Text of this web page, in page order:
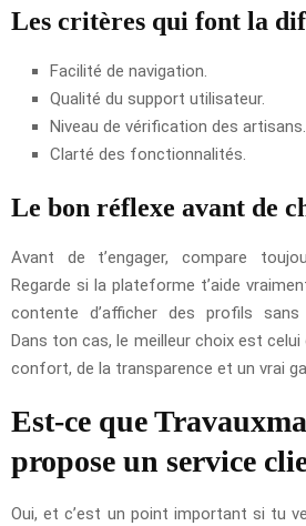
Les critères qui font la
Facilité de navigation.
Qualité du support utilisateur.
Niveau de vérification des artisans.
Clarté des fonctionnalités.
Le bon réflexe avant de
Avant de t’engager, compare
Regarde si la plateforme t’aide
contente d’afficher des profils sans
Dans ton cas, le meilleur choix est
confort, de la transparence et un vrai
Est-ce que
propose un service
Oui, et c’est un point important si tu